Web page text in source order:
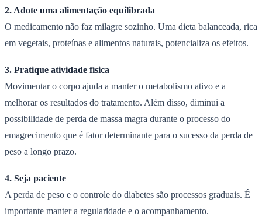
2. Adote uma alimentação equilibrada
O medicamento não faz milagre sozinho. Uma dieta balanceada, rica
em vegetais, proteínas e alimentos naturais, potencializa os efeitos.
3. Pratique atividade física
Movimentar o corpo ajuda a manter o metabolismo ativo e a
melhorar os resultados do tratamento. Além disso, diminui a
possibilidade de perda de massa magra durante o processo do
emagrecimento que é fator determinante para o sucesso da perda de
peso a longo prazo.
4. Seja paciente
A perda de peso e o controle do diabetes são processos graduais. É
importante manter a regularidade e o acompanhamento.